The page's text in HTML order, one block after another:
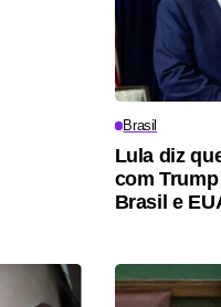
Brasil
Lula diz
com
Brasil e